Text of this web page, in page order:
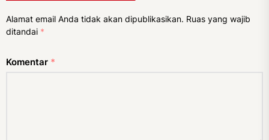
Alamat email Anda tidak akan dipublikasikan. Ruas yang wajib
ditandai *
Komentar *